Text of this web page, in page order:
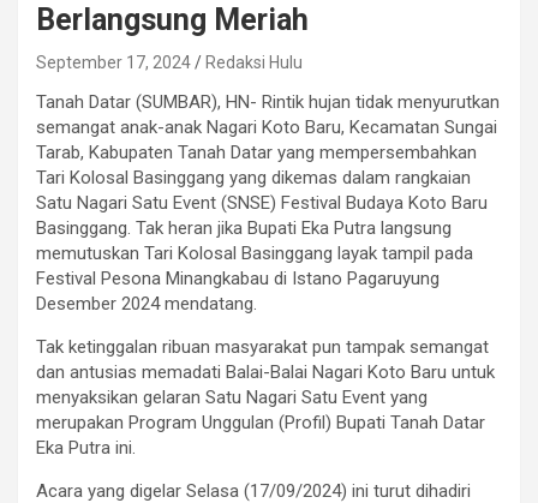
Berlangsung Meriah
September 17, 2024 Redaksi Hulu
Tanah Datar (SUMBAR), HN- Rintik hujan tidak menyurutkan
semangat anak-anak Nagari Koto Baru, Kecamatan Sungai
Tarab, Kabupaten Tanah Datar yang mempersembahkan
Tari Kolosal Basinggang yang dikemas dalam rangkaian
Satu Nagari Satu Event (SNSE) Festival Budaya Koto Baru
Basinggang. Tak heran jika Bupati Eka Putra langsung
memutuskan Tari Kolosal Basinggang layak tampil pada
Festival Pesona Minangkabau di Istano Pagaruyung
Desember 2024 mendatang.
Tak ketinggalan ribuan masyarakat pun tampak semangat
dan antusias memadati Balai-Balai Nagari Koto Baru untuk
menyaksikan gelaran Satu Nagari Satu Event yang
merupakan Program Unggulan (Profil) Bupati Tanah Datar
Eka Putra ini.
Acara yang digelar Selasa (17/09/2024) ini turut dihadiri